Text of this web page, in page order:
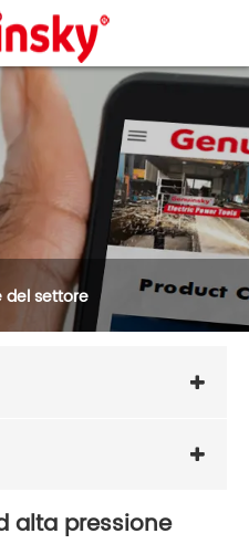
del settore
alta pressione